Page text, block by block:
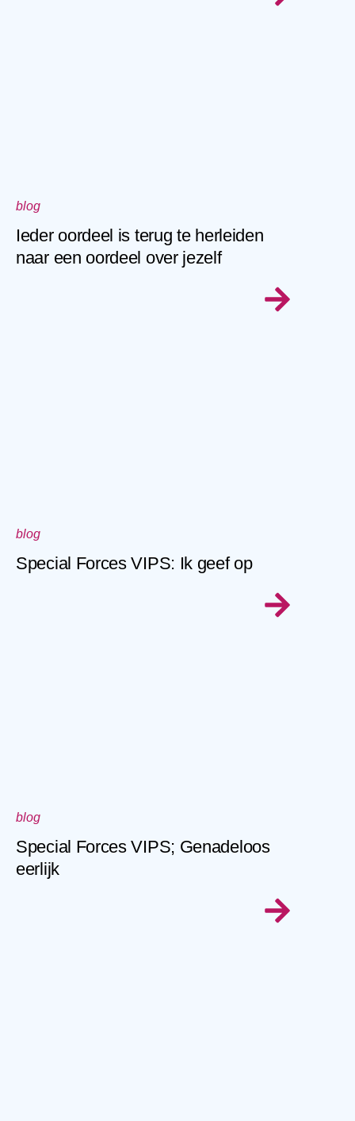
blog
Ieder oordeel is terug te herleiden
naar een oordeel over jezelf
blog
Special Forces VIPS: Ik geef op
blog
Special Forces VIPS; Genadeloos
eerlijk